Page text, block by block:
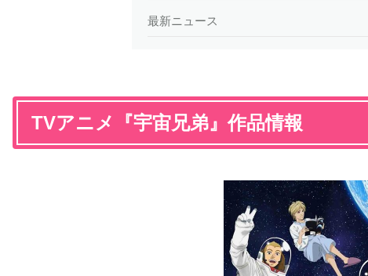
最新ニュース
TVアニメ『宇宙兄弟』作品情報